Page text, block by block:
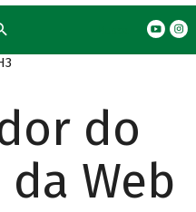
do
Web